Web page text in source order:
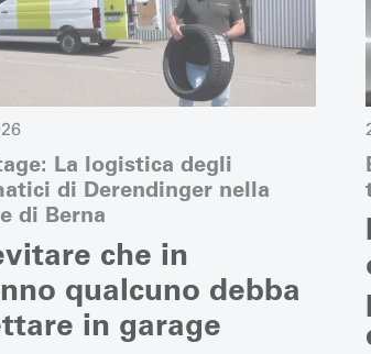
La logistica degli
di Derendinger nella
di Berna
che in
qualcuno debba
in garage